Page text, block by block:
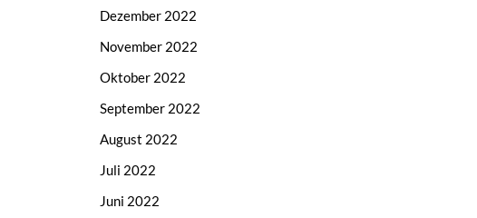
Dezember 2022
November 2022
Oktober 2022
September 2022
August 2022
Juli 2022
Juni 2022